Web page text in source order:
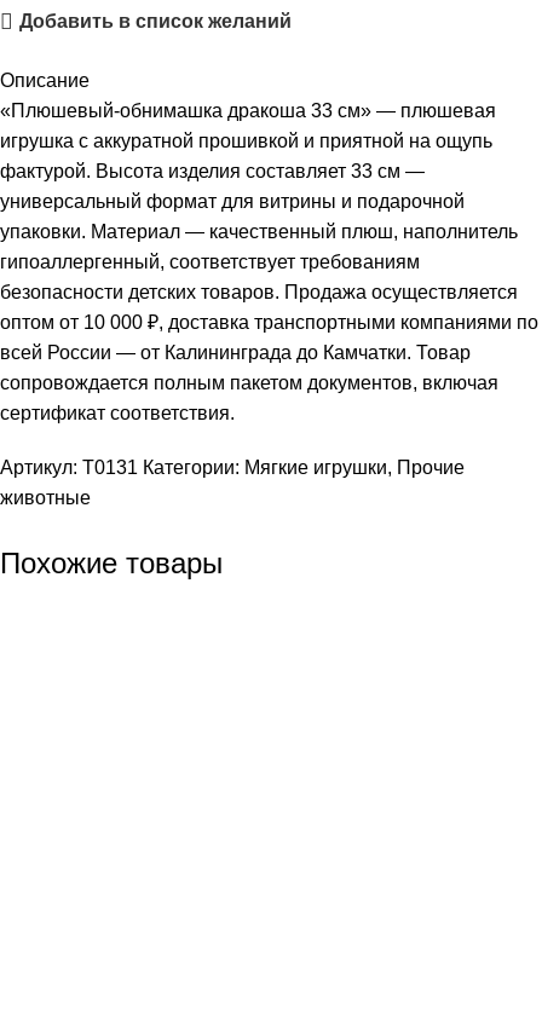
Добавить в список желаний
Описание
«Плюшевый-обнимашка дракоша 33 см» — плюшевая
игрушка с аккуратной прошивкой и приятной на ощупь
фактурой. Высота изделия составляет 33 см —
универсальный формат для витрины и подарочной
упаковки. Материал — качественный плюш, наполнитель
гипоаллергенный, соответствует требованиям
безопасности детских товаров. Продажа осуществляется
оптом от 10 000 ₽, доставка транспортными компаниями по
всей России — от Калининграда до Камчатки. Товар
сопровождается полным пакетом документов, включая
сертификат соответствия.
Артикул: T0131 Категории: Мягкие игрушки, Прочие
животные
Похожие товары